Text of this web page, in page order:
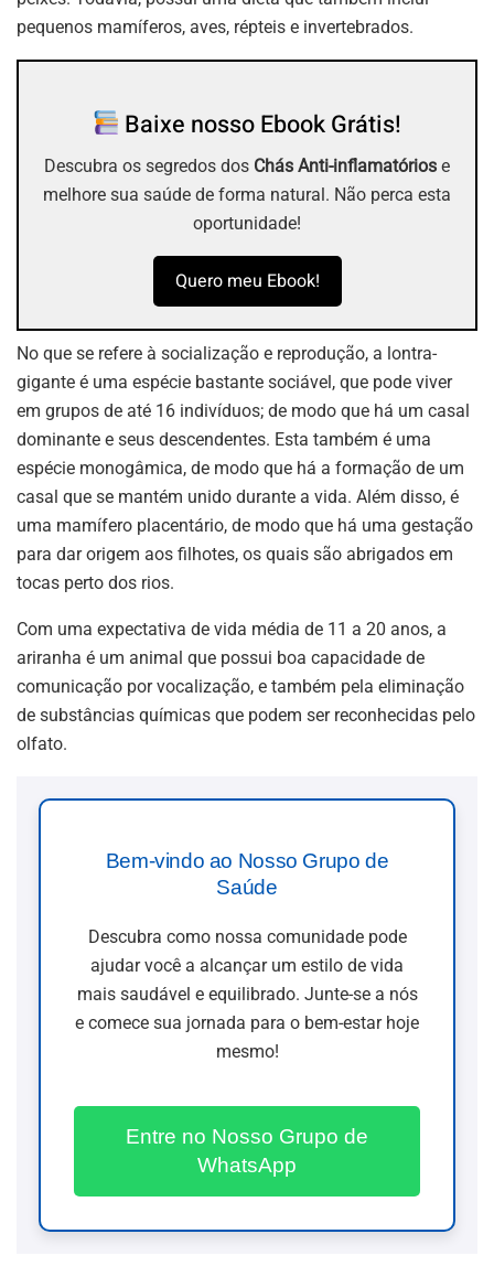
pequenos mamíferos, aves, répteis e invertebrados.
Baixe nosso Ebook Grátis!
Descubra os segredos dos Chás Anti-inflamatórios e
melhore sua saúde de forma natural. Não perca esta
oportunidade!
Quero meu Ebook!
No que se refere à socialização e reprodução, a lontra-
gigante é uma espécie bastante sociável, que pode viver
em grupos de até 16 indivíduos; de modo que há um casal
dominante e seus descendentes. Esta também é uma
espécie monogâmica, de modo que há a formação de um
casal que se mantém unido durante a vida. Além disso, é
uma mamífero placentário, de modo que há uma gestação
para dar origem aos filhotes, os quais são abrigados em
tocas perto dos rios.
Com uma expectativa de vida média de 11 a 20 anos, a
ariranha é um animal que possui boa capacidade de
comunicação por vocalização, e também pela eliminação
de substâncias químicas que podem ser reconhecidas pelo
olfato.
Bem-vindo ao Nosso Grupo de
Saúde
Descubra como nossa comunidade pode
ajudar você a alcançar um estilo de vida
mais saudável e equilibrado. Junte-se a nós
e comece sua jornada para o bem-estar hoje
mesmo!
Entre no Nosso Grupo de
WhatsApp